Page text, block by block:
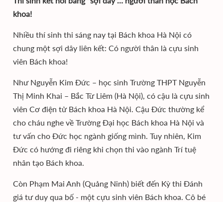
khoa!
Nhiều thí sinh thi sáng nay tại Bách khoa Hà Nội có
chung một sợi dây liên kết: Có người thân là cựu sinh
viên Bách khoa!
Như Nguyễn Kim Đức – học sinh Trường THPT Nguyễn
Thị Minh Khai – Bắc Từ Liêm (Hà Nội), có cậu là cựu sinh
viên Cơ điện tử Bách khoa Hà Nội. Cậu Đức thường kể
cho cháu nghe về Trường Đại học Bách khoa Hà Nội và
tư vấn cho Đức học ngành giống mình. Tuy nhiên, Kim
Đức có hướng đi riêng khi chọn thi vào ngành Trí tuệ
nhân tạo Bách khoa.
Còn Phạm Mai Anh (Quảng Ninh) biết đến Kỳ thi Đánh
giá tư duy qua bố - một cựu sinh viên Bách khoa. Cô bé